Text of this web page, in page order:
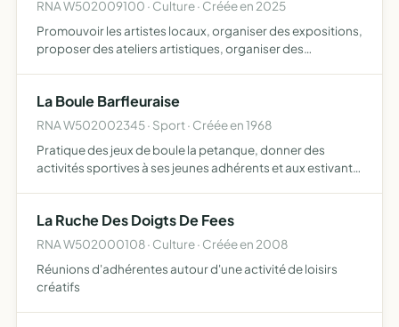
RNA W502009100 · Culture · Créée en 2025
Promouvoir les artistes locaux, organiser des expositions,
proposer des ateliers artistiques, organiser des
La Boule Barfleuraise
RNA W502002345 · Sport · Créée en 1968
Pratique des jeux de boule la petanque, donner des
activités sportives à ses jeunes adhérents et aux estivants,
La Ruche Des Doigts De Fees
RNA W502000108 · Culture · Créée en 2008
Réunions d'adhérentes autour d'une activité de loisirs
créatifs